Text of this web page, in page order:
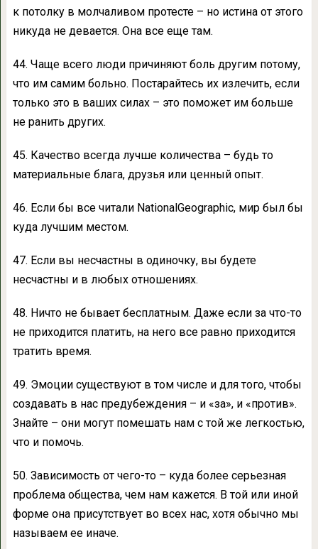
к потолку в молчаливом протесте – но истина от этого
никуда не девается. Она все еще там.
44. Чаще всего люди причиняют боль другим потому,
что им самим больно. Постарайтесь их излечить, если
только это в ваших силах – это поможет им больше
не ранить других.
45. Качество всегда лучше количества – будь то
материальные блага, друзья или ценный опыт.
46. Если бы все читали NationalGeographic, мир был бы
куда лучшим местом.
47. Если вы несчастны в одиночку, вы будете
несчастны и в любых отношениях.
48. Ничто не бывает бесплатным. Даже если за что-то
не приходится платить, на него все равно приходится
тратить время.
49. Эмоции существуют в том числе и для того, чтобы
создавать в нас предубеждения – и «за», и «против».
Знайте – они могут помешать нам с той же легкостью,
что и помочь.
50. Зависимость от чего-то – куда более серьезная
проблема общества, чем нам кажется. В той или иной
форме она присутствует во всех нас, хотя обычно мы
называем ее иначе.